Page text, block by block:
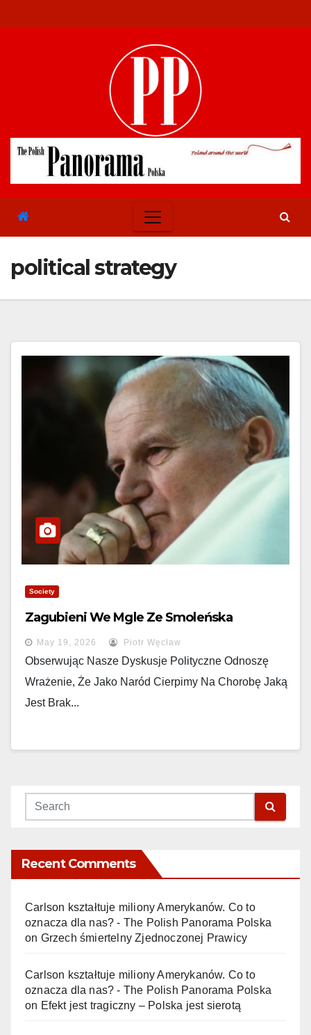
to
political strategy
Society
Zagubieni We Mgle Ze Smoleńska
May 19, 2026 Piotr Węcław
Obserwując Nasze Dyskusje Polityczne Odnoszę
Wrażenie, Że Jako Naród Cierpimy Na Chorobę Jaką
Jest Brak...
Recent Comments
Carlson kształtuje miliony Amerykanów. Co to
oznacza dla nas? - The Polish Panorama Polska
on Grzech śmiertelny Zjednoczonej Prawicy
Carlson kształtuje miliony Amerykanów. Co to
oznacza dla nas? - The Polish Panorama Polska
on Efekt jest tragiczny – Polska jest sierotą